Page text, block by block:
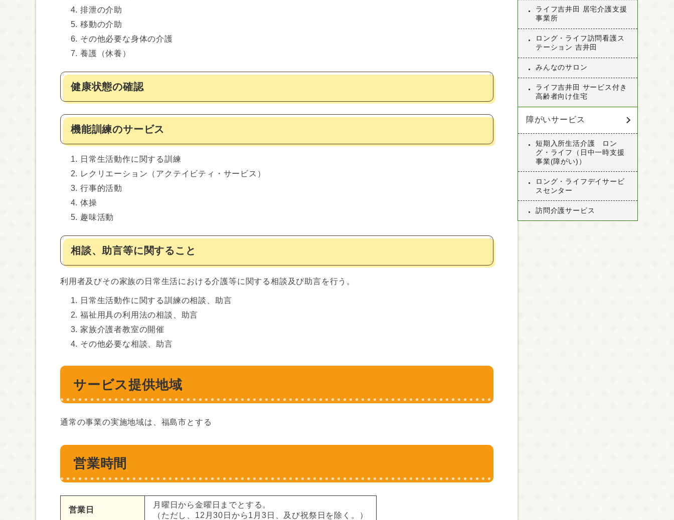
排泄の介助
移動の介助
その他必要な身体の介護
養護（休養）
健康状態の確認
機能訓練のサービス
日常生活動作に関する訓練
レクリエーション（アクテイビティ・サービス）
行事的活動
体操
趣味活動
相談、助言等に関すること
利用者及びその家族の日常生活における介護等に関する相談及び助言を行う。
日常生活動作に関する訓練の相談、助言
福祉用具の利用法の相談、助言
家族介護者教室の開催
その他必要な相談、助言
サービス提供地域
通常の事業の実施地域は、福島市とする
営業時間
営業日
月曜日から金曜日までとする。
（ただし、12月30日から1月3日、及び祝祭日を除く。）
ライフ吉井田 居宅介護支援
事業所
ロング・ライフ訪問看護ス
テーション 吉井田
みんなのサロン
ライフ吉井田 サービス付き
高齢者向け住宅
障がいサービス
短期入所生活介護 ロン
グ・ライフ（日中一時支援
事業(障がい)）
ロング・ライフデイサービ
スセンター
訪問介護サービス